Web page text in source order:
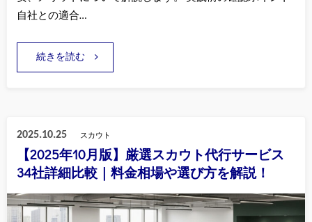
自社との適合…
続きを読む
2025.10.25 スカウト
【2025年10月版】厳選スカウト代行サービス
34社詳細比較｜料金相場や選び方を解説！